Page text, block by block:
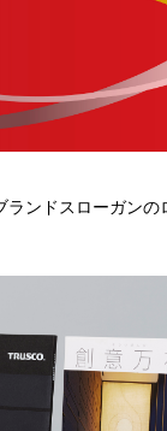
ランドスローガンの